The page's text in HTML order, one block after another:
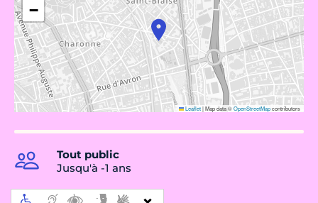
−
Leaflet|Map data ©OpenStreetMapcontributors
Tout public
Jusqu'à -1 ans